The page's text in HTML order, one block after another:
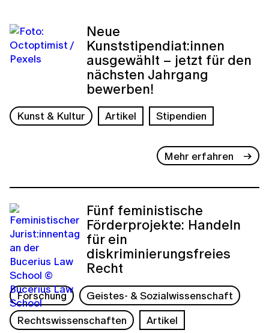
Neue
Kunststipendiat:innen
ausgewählt – jetzt für den
nächsten Jahrgang
bewerben!
Kunst & Kultur Artikel Stipendien
Mehr erfahren
Fünf feministische
Förderprojekte: Handeln
für ein
diskriminierungsfreies
Recht
Forschung
Geistes- & Sozialwissenschaft
Rechtswissenschaften
Artikel